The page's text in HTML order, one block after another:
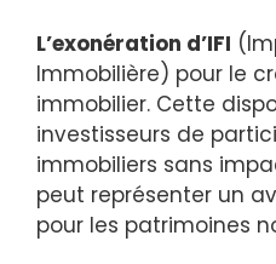
L’exonération d’IFI
Immobilière) pour le
immobilier. Cette
investisseurs de
immobiliers sans
peut représenter un
pour les patrimoines